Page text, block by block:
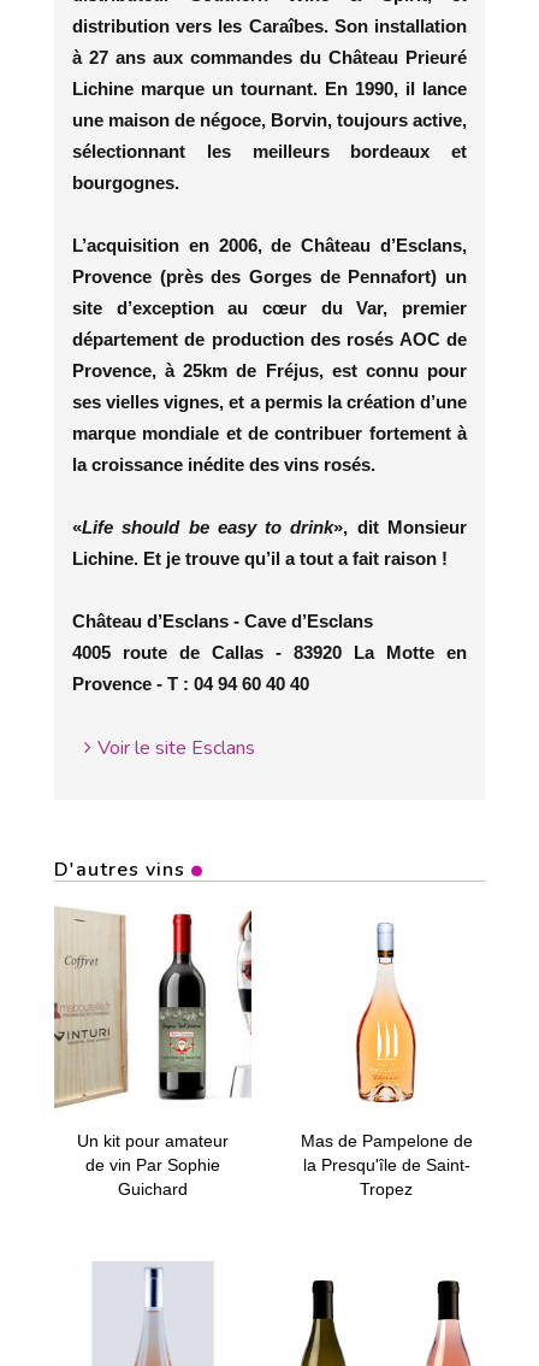
distribution vers les Caraîbes. Son installation
à 27 ans aux commandes du Château Prieuré
Lichine marque un tournant. En 1990, il lance
une maison de négoce, Borvin, toujours active,
sélectionnant les meilleurs bordeaux et
bourgognes.
L’acquisition en 2006, de Château d’Esclans,
Provence (près des Gorges de Pennafort) un
site d’exception au cœur du Var, premier
département de production des rosés AOC de
Provence, à 25km de Fréjus, est connu pour
ses vielles vignes, et a permis la création d’une
marque mondiale et de contribuer fortement à
la croissance inédite des vins rosés.
«Life should be easy to drink», dit Monsieur
Lichine. Et je trouve qu’il a tout a fait raison !
Château d’Esclans - Cave d’Esclans
4005 route de Callas - 83920 La Motte en
Provence - T : 04 94 60 40 40
Voir le site Esclans
D'autres vins
Un kit pour amateur
de vin Par Sophie
Guichard
Mas de Pampelone de
la Presqu'île de Saint-
Tropez